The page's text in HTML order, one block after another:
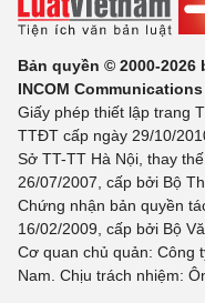
Bản quyền © 2000-
INCOM Communications
Giấy phép thiết lập trang
TTĐT cấp ngày 29/10/
Sở TT-TT Hà Nội, thay
26/07/2007, cấp bởi Bộ
Chứng nhận bản quyền
16/02/2009, cấp bởi Bộ
Cơ quan chủ quản: Công
Nam. Chịu trách nhiệm: